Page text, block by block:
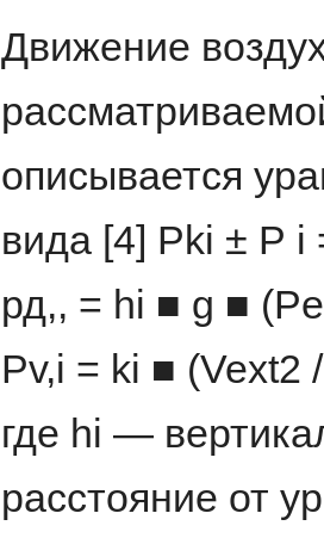
Движение
описывается
вида [4] Pki ± Р i
рд,, = hi ■ g ■
Pv,i = ki ■ (Vext2
где hi —
расстояние от